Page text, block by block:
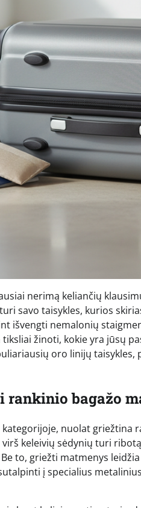
nerimą keliančių
savo taisykles, kurios
išvengti nemalonių
žinoti, kokie yra jūsų
oro linijų
bagažo
nuolat griežtina
keleivių sėdynių turi
to, griežti matmenys
į specialius